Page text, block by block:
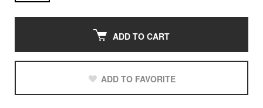
ADD TO CART
ADD TO FAVORITE